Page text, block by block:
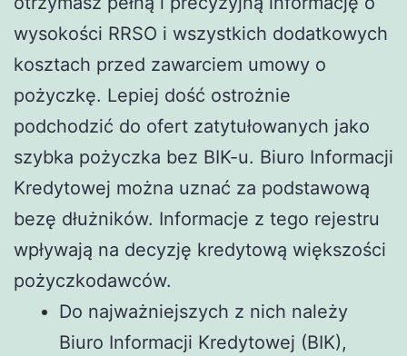
wysokości RRSO i wszystkich dodatkowych
kosztach przed zawarciem umowy o
pożyczkę. Lepiej dość ostrożnie
podchodzić do ofert zatytułowanych jako
szybka pożyczka bez BIK-u. Biuro Informacji
Kredytowej można uznać za podstawową
bezę dłużników. Informacje z tego rejestru
wpływają na decyzję kredytową większości
pożyczkodawców.
Do najważniejszych z nich należy
Biuro Informacji Kredytowej (BIK),